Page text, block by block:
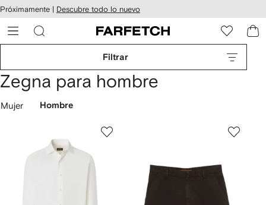
al
Próximamente | Descubre todo lo nuevo
Filtrar
Zegna para hombre
Mujer Hombre